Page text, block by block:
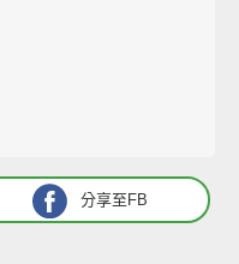
分享至FB